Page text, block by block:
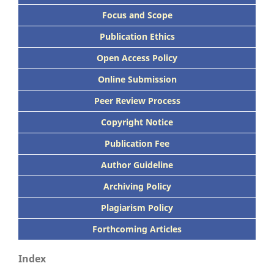
Focus and Scope
Publication Ethics
Open Access Policy
Online Submission
Peer Review Process
Copyright Notice
Publication Fee
Author Guideline
Archiving Policy
Plagiarism Policy
Forthcoming Articles
Index